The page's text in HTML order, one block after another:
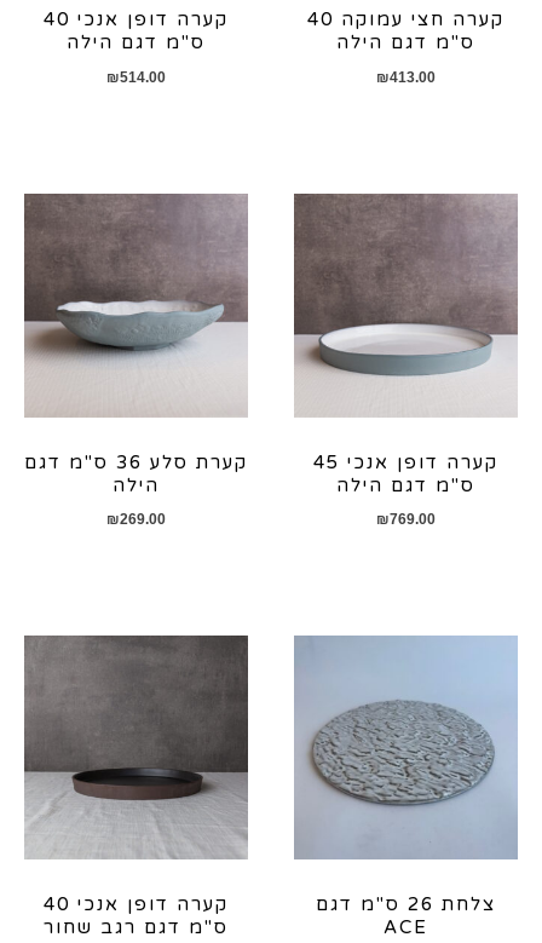
קערה חצי עמוקה 40
ס"מ דגם הילה
₪413.00
קערה דופן אנכי 40
ס"מ דגם הילה
₪514.00
קערה דופן אנכי 45
ס"מ דגם הילה
₪769.00
קערת סלע 36 ס"מ דגם
הילה
₪269.00
צלחת 26 ס"מ דגם
ACE
קערה דופן אנכי 40
ס"מ דגם רגב שחור